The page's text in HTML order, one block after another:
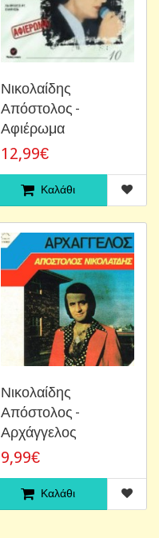
Νικολαίδης
Απόστολος -
Αφιέρωμα
12,99€
Καλάθι
Νικολαίδης
Απόστολος -
Αρχάγγελος
9,99€
Καλάθι